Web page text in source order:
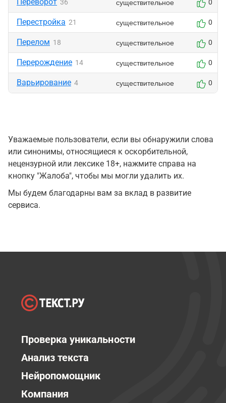
36 существительное 0
Перестройка 21 существительное 0
Перелом 18 существительное 0
Перерождение 14 существительное 0
Варьирование 4 существительное 0
Уважаемые пользователи, если вы обнаружили слова
или синонимы, относящиеся к оскорбительной,
нецензурной или лексике 18+, нажмите справа на
кнопку "Жалоба", чтобы мы могли удалить их.
Мы будем благодарны вам за вклад в развитие
сервиса.
Проверка уникальности
Анализ текста
Нейропомощник
Компания